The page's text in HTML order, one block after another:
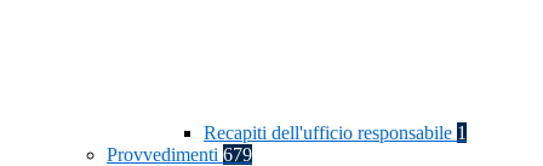
Recapiti dell'ufficio responsabile 1
Provvedimenti 679